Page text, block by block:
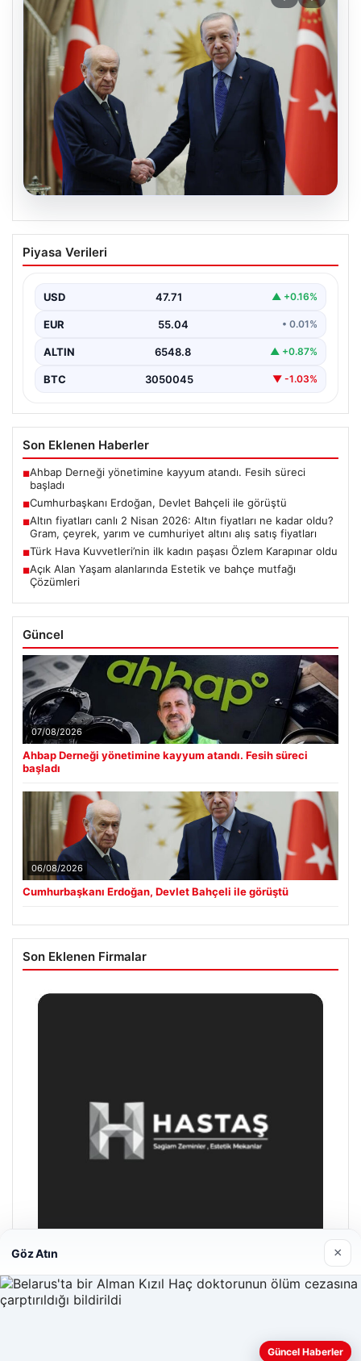
Cumhurbaşkanı Erdoğan, Devlet
Bahçeli ile görüştü
Piyasa Verileri
USD 47.71 ▲ +0.16%
EUR 55.04 • 0.01%
ALTIN 6548.8 ▲ +0.87%
BTC 3050045 ▼ -1.03%
Son Eklenen Haberler
■Ahbap Derneği yönetimine kayyum atandı. Fesih süreci
başladı
■Cumhurbaşkanı Erdoğan, Devlet Bahçeli ile görüştü
■Altın fiyatları canlı 2 Nisan 2026: Altın fiyatları ne kadar oldu?
Gram, çeyrek, yarım ve cumhuriyet altını alış satış fiyatları
■Türk Hava Kuvvetleri’nin ilk kadın paşası Özlem Karapınar oldu
■Açık Alan Yaşam alanlarında Estetik ve bahçe mutfağı
Çözümleri
Güncel
07/08/2026
Ahbap Derneği yönetimine kayyum atandı. Fesih süreci
başladı
06/08/2026
Cumhurbaşkanı Erdoğan, Devlet Bahçeli ile görüştü
Son Eklenen Firmalar
Hastaş Beton
Göz Atın ×
Güncel Haberler